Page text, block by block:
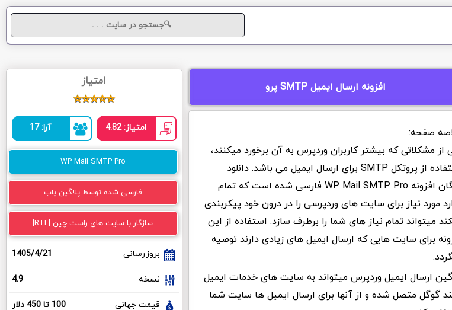
افزونه ارسال ایمیل SMTP پرو
از مشکلاتی که بیشتر کاربران وردپرس به آن برخورد میکنند،
استفاده از پروتکل SMTP برای ارسال ایمیل می باشد. دانلود
رایگان افزونه WP Mail SMTP Pro فارسی شده است که تمام
مورد نیاز برای سایت های وردپرسی را در درون خود پیکربندی
میتواند تمام نیاز های شما را برطرف سازد. استفاده از این
برای سایت هایی که ارسال ایمیل های زیادی دارند توصیه
ارسال ایمیل وردپرس میتواند به سایت های خدمات ایمیل
گوگل متصل شده و از آنها برای ارسال ایمیل ها سایت شما
امتیاز
امتیاز: 4.82 آرا: 17
WP Mail SMTP Pro
فارسی شده توسط پلاگین یاب
سازگار با سایت های راست چین [RTL]
بروزرسانی 1405/4/21
نسخه 4.9
قیمت جهانی 100 تا 450 دلار